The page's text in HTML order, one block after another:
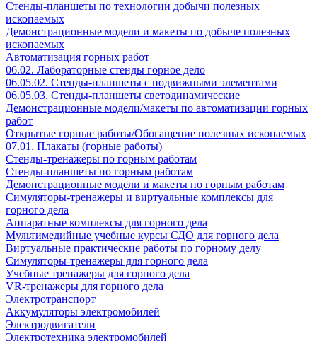
Стенды-планшеты по технологии добычи полезных
ископаемых
Демонстрационные модели и макеты по добыче полезных
ископаемых
Автоматизация горных работ
06.02. Лабораторные стенды горное дело
06.05.02. Стенды-планшеты с подвижными элементами
06.05.03. Стенды-планшеты светодинамические
Демонстрационные модели/макеты по автоматизации горных
работ
Открытые горные работы/Обогащение полезных ископаемых
07.01. Плакаты (горные работы)
Стенды-тренажеры по горным работам
Стенды-планшеты по горным работам
Демонстрационные модели и макеты по горным работам
Симуляторы-тренажеры и виртуальные комплексы для
горного дела
Аппаратные комплексы для горного дела
Мультимедийные учебные курсы СДО для горного дела
Виртуальные практические работы по горному делу
Симуляторы-тренажеры для горного дела
Учебные тренажеры для горного дела
VR-тренажеры для горного дела
Электротранспорт
Аккумуляторы электромобилей
Электродвигатели
Электротехника электромобилей